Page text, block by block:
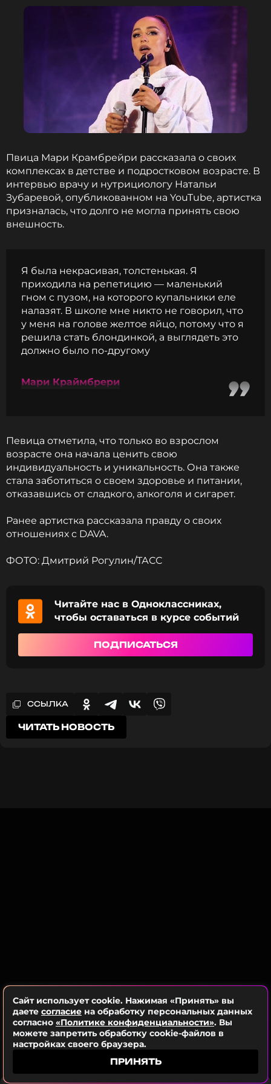
уровень катания называется «Богиня. Страшно, но
весело», и это уже не исправить», – отметила
«Кстати, у мужа совершенно другая версия этой
истории», – заинтриговала Подольская.
Фото: Legion-media
Смотрите нас в Likee, чтобы
оставаться в курсе событий
ПОДПИСАТЬСЯ
Пвица Мари Крамбрейри рассказала о своих
комплексах в детстве и подростковом возрасте. В
интервью врачу и нутрициологу Натальи
Зубаревой, опубликованном на YouTube, артистка
призналась, что долго не могла принять свою
внешность.
Я была некрасивая, толстенькая. Я
приходила на репетицию — маленький
гном с пузом, на которого купальники еле
налазят. В школе мне никто не говорил, что
у меня на голове желтое яйцо, потому что я
решила стать блондинкой, а выглядеть это
должно было по-другому
Мари Краймбрери
Певица отметила, что только во взрослом
возрасте она начала ценить свою
индивидуальность и уникальность. Она также
стала заботиться о своем здоровье и питании,
отказавшись от сладкого, алкоголя и сигарет.
Ранее артистка рассказала правду о своих
отношениях с DAVA.
ФОТО: Дмитрий Рогулин/ТАСС
Читайте нас в Одноклассниках,
чтобы оставаться в курсе событий
ПОДПИСАТЬСЯ
ССЫЛКА
ЧИТАТЬ НОВОСТЬ
Сайт использует cookie. Нажимая «Принять» вы
даете согласие на обработку персональных данных
согласно «Политике конфиденциальности». Вы
можете запретить обработку cookie-файлов в
настройках своего браузера.
ПРИНЯТЬ